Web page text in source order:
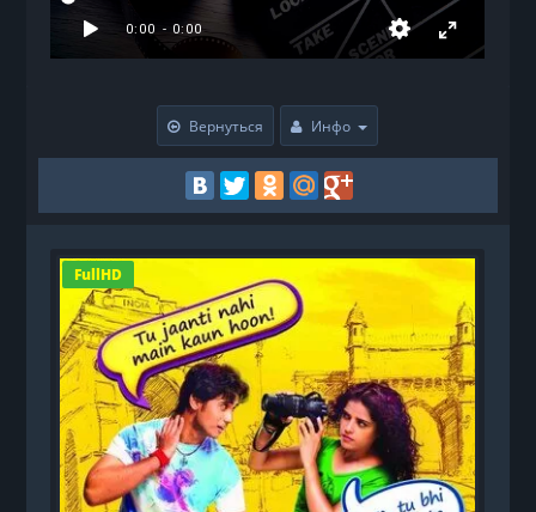
Вернуться Инфо
FullHD